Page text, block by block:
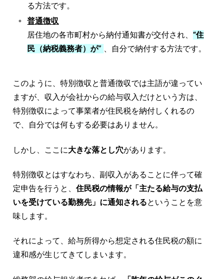
る方法です。
普通徴収
居住地の各市町村から納付通知書が交付され、“住
民（納税義務者）が”
、自分で納付する方法です。
このように、特別徴収と普通徴収では主語が違ってい
ますが、収入が会社からの給与収入だけという方は、
特別徴収によって事業者が住民税を納付しくれるの
で、自分では何もする必要はありません。
しかし、ここに大きな落とし穴があります。
特別徴収とはすなわち、副収入があることに伴って確
定申告を行うと、 住民税の情報が「主たる給与の支払
いを受けている勤務先」に通知されるということを意
味します。
それによって、 給与所得から想定される住民税の額に
違和感が生じてきてしまいます。